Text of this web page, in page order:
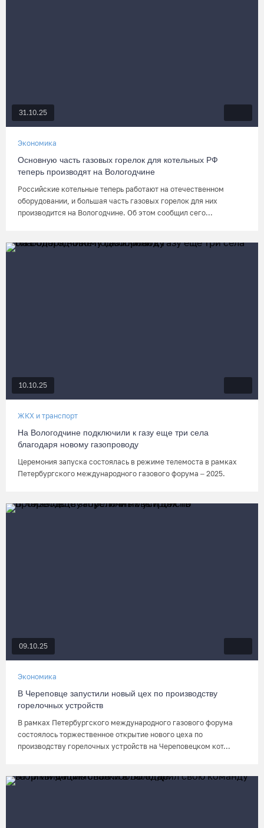
31.10.25
Экономика
Основную часть газовых горелок для котельных РФ
теперь производят на Вологодчине
Российские котельные теперь работают на отечественном
оборудовании, и большая часть газовых горелок для них
производится на Вологодчине. Об этом сообщил сего...
10.10.25
ЖКХ и транспорт
На Вологодчине подключили к газу еще три села
благодаря новому газопроводу
Церемония запуска состоялась в режиме телемоста в рамках
Петербургского международного газового форума – 2025.
09.10.25
Экономика
В Череповце запустили новый цех по производству
горелочных устройств
В рамках Петербургского международного газового форума
состоялось торжественное открытие нового цеха по
производству горелочных устройств на Череповецком кот...